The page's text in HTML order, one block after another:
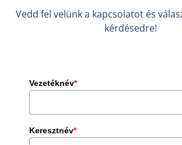
Vedd fel velünk a kapcsolatot és
kérdésedre!
Vezetéknév*
Keresztnév*